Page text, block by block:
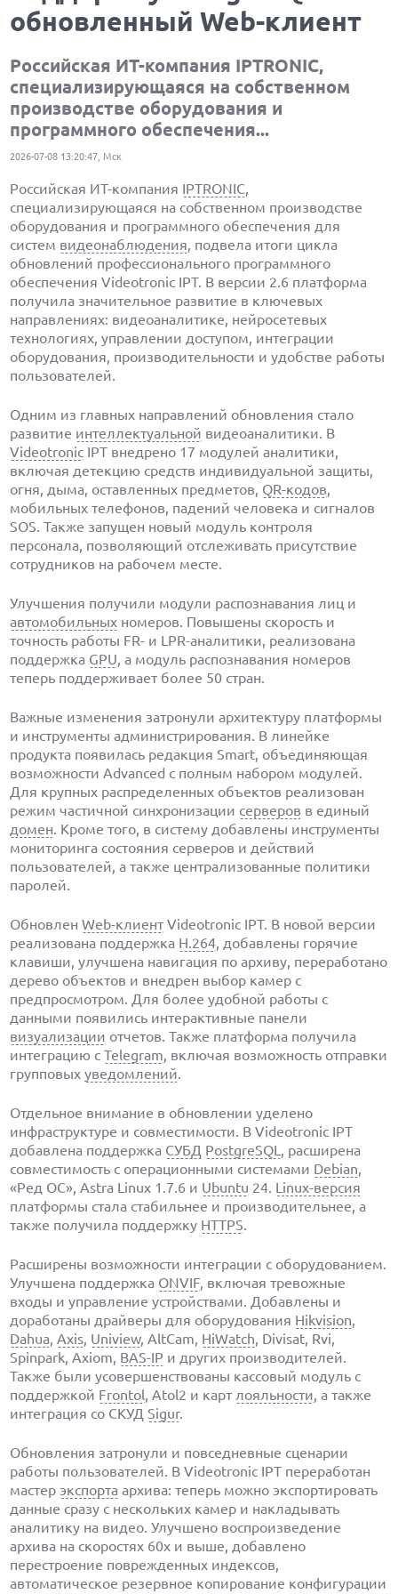
обновленный Web-клиент
Российская ИT-компания IPTRONIC,
специализирующаяся на собственном
производстве оборудования и
программного обеспечения...
2026-07-08 13:20:47, Мск
Российская ИT-компания IPTRONIC,
специализирующаяся на собственном производстве
оборудования и программного обеспечения для
систем видеонаблюдения, подвела итоги цикла
обновлений профессионального программного
обеспечения Videotronic IPT. В версии 2.6 платформа
получила значительное развитие в ключевых
направлениях: видеоаналитике, нейросетевых
технологиях, управлении доступом, интеграции
оборудования, производительности и удобстве работы
пользователей.
Одним из главных направлений обновления стало
развитие интеллектуальной видеоаналитики. В
Videotronic IPT внедрено 17 модулей аналитики,
включая детекцию средств индивидуальной защиты,
огня, дыма, оставленных предметов, QR-кодов,
мобильных телефонов, падений человека и сигналов
SOS. Также запущен новый модуль контроля
персонала, позволяющий отслеживать присутствие
сотрудников на рабочем месте.
Улучшения получили модули распознавания лиц и
автомобильных номеров. Повышены скорость и
точность работы FR- и LPR-аналитики, реализована
поддержка GPU, а модуль распознавания номеров
теперь поддерживает более 50 стран.
Важные изменения затронули архитектуру платформы
и инструменты администрирования. В линейке
продукта появилась редакция Smart, объединяющая
возможности Advanced с полным набором модулей.
Для крупных распределенных объектов реализован
режим частичной синхронизации серверов в единый
домен. Кроме того, в систему добавлены инструменты
мониторинга состояния серверов и действий
пользователей, а также централизованные политики
паролей.
ОбновленWeb-клиент Videotronic IPT. В новой версии
реализована поддержка H.264, добавлены горячие
клавиши, улучшена навигация по архиву, переработано
дерево объектов и внедрен выбор камер с
предпросмотром. Для более удобной работы с
данными появились интерактивные панели
визуализации отчетов. Также платформа получила
интеграцию сTelegram, включая возможность отправки
групповыхуведомлений.
Отдельное внимание в обновлении уделено
инфраструктуре и совместимости. В Videotronic IPT
добавлена поддержка СУБД PostgreSQL , расширена
совместимость с операционными системами Debian,
«Ред ОС», Astra Linux 1.7.6 и Ubuntu 24. Linux-версия
платформы стала стабильнее и производительнее, а
также получила поддержку HTTPS.
Расширены возможности интеграции с оборудованием.
Улучшена поддержка ONVIF, включая тревожные
входы и управление устройствами. Добавлены и
доработаны драйверы для оборудования Hikvision,
Dahua,Axis, Uniview, AltCam, HiWatch, Divisat, Rvi,
Spinpark, Axiom, BAS-IP и других производителей.
Также были усовершенствованы кассовый модуль с
поддержкой Frontol, Atol2 и карт лояльности, а также
интеграция со СКУД Sigur.
Обновления затронули и повседневные сценарии
работы пользователей. В Videotronic IPT переработан
мастер экспорта архива: теперь можно экспортировать
данные сразу с нескольких камер и накладывать
аналитику на видео. Улучшено воспроизведение
архива на скоростях 60x и выше, добавлено
перестроение поврежденных индексов,
автоматическое резервное копирование конфигурации